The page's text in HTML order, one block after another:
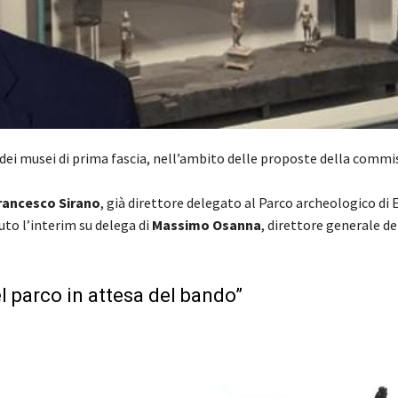
musei di prima fascia, nell’ambito delle proposte della
Sirano, già direttore delegato al Parco archeologico di
l’interim su delega di Massimo Osanna, direttore generale
parco in attesa del bando”